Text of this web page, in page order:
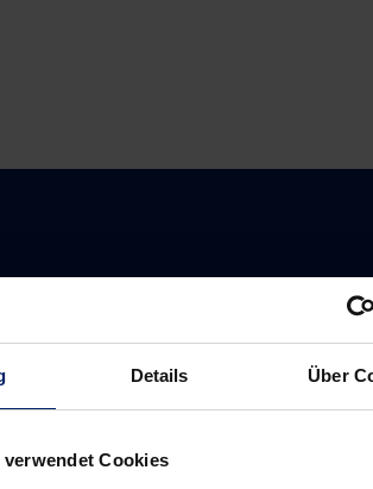
Details Über
verwendet Cookies